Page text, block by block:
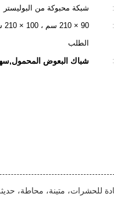
شبكة محبوكة من البوليستر
الطلب
شباك البعوض
للحشرات، متينة، محاطة،